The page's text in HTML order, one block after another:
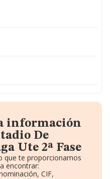
información
De
Ute 2ª Fase
que te proporcionamos
encontrar:
CIF,